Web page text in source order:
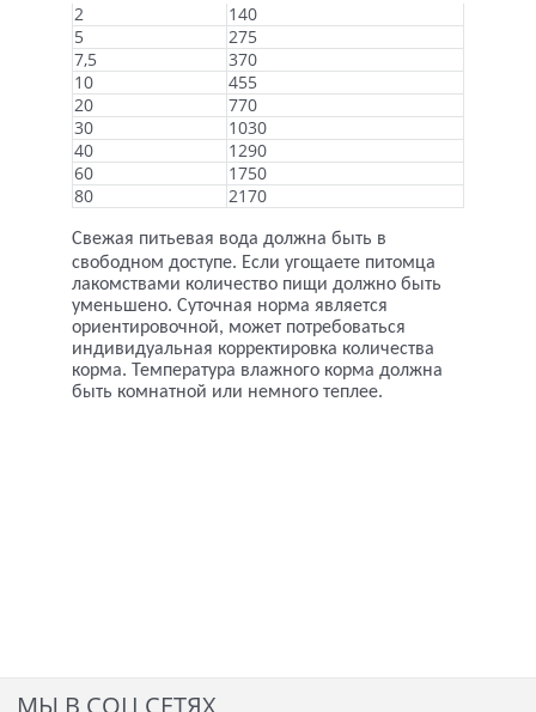
2
140
5
275
7,5
370
10
455
20
770
30
1030
40
1290
60
1750
80
2170
Свежая питьевая вода должна быть в
свободном доступе. Если угощаете питомца
лакомствами количество пищи должно быть
уменьшено. Суточная норма является
ориентировочной, может потребоваться
индивидуальная корректировка количества
корма. Температура влажного корма должна
быть комнатной или немного теплее.
МЫ В СОЦ СЕТЯХ